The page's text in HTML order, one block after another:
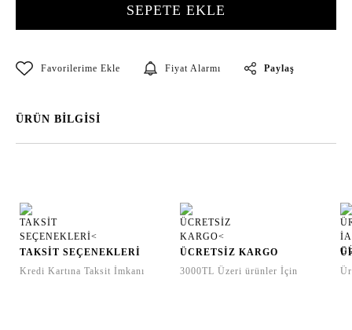
SEPETE EKLE
Fiyat Alarmı Paylaş
ÜRÜN BİLGİSİ
TAKSİT SEÇENEKLERİ
Kredi Kartına Taksit İmkanı
ÜCRETSİZ KARGO
3000TL Üzeri ürünler İçin